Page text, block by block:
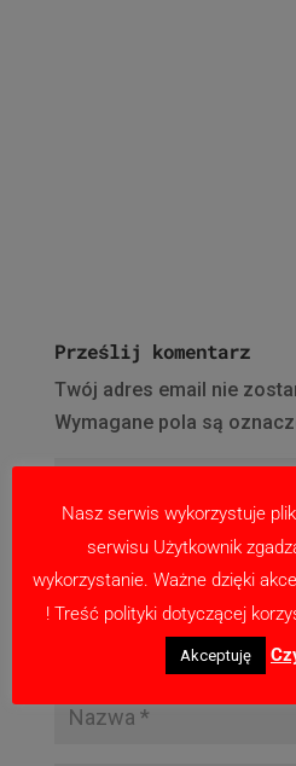
Prześlij komentarz
Twój adres email nie
Wymagane pola są
Nasz serwis wykorzystuje
serwisu Użytkownik
wykorzystanie. Ważne dzięki
! Treść polityki dotyczącej
Akceptuję